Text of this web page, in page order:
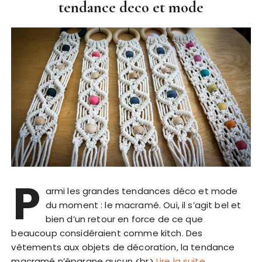
tendance deco et mode
P armi les grandes tendances déco et mode
du moment : le macramé. Oui, il s’agit bel et
bien d’un retour en force de ce que
beaucoup considéraient comme kitch. Des
vêtements aux objets de décoration, la tendance